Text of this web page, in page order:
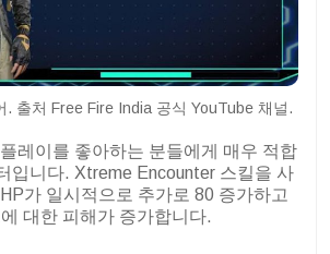
. 출처 Free Fire India 공식 YouTube 채널.
레이를 좋아하는 분들에게 매우 적합
입니다. Xtreme Encounter 스킬을 사
가 일시적으로 추가로 80 증가하고
대한 피해가 증가합니다.